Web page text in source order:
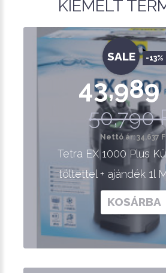
KIEMELT
SALE -13%
43,989
50,790
Nettó ár: 34,637 Ft
Tetra EX 1000 Plus
töltettel + ajándék 1l
KOSÁRBA